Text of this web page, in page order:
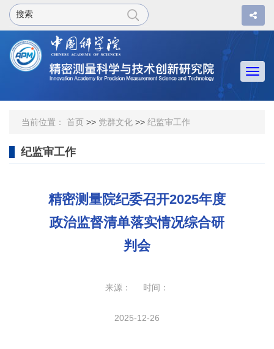
当前位置： 首页 >> 党群文化 >> 纪监审工作
纪监审工作
精密测量院纪委召开2025年度
政治监督清单落实情况综合研
判会
来源： 时间：
2025-12-26